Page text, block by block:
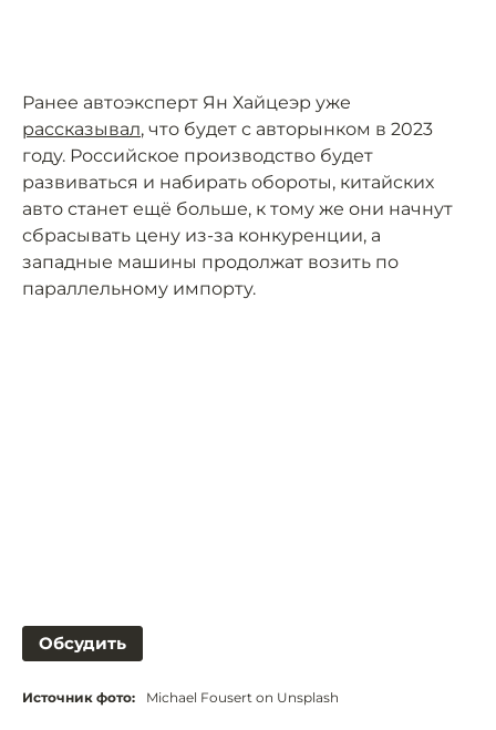
Ранее автоэксперт Ян Хайцеэр уже
рассказывал, что будет с авторынком в 2023
году. Российское производство будет
развиваться и набирать обороты, китайских
авто станет ещё больше, к тому же они начнут
сбрасывать цену из-за конкуренции, а
западные машины продолжат возить по
параллельному импорту.
Обсудить
Источник фото: Michael Fousert on Unsplash